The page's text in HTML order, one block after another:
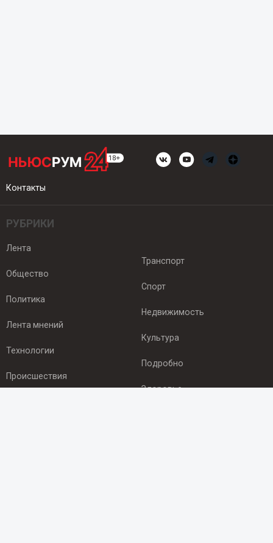
Контакты
РУБРИКИ
Лента
Общество
Политика
Лента мнений
Технологии
Происшествия
Транспорт
Спорт
Недвижимость
Культура
Подробно
Здоровье